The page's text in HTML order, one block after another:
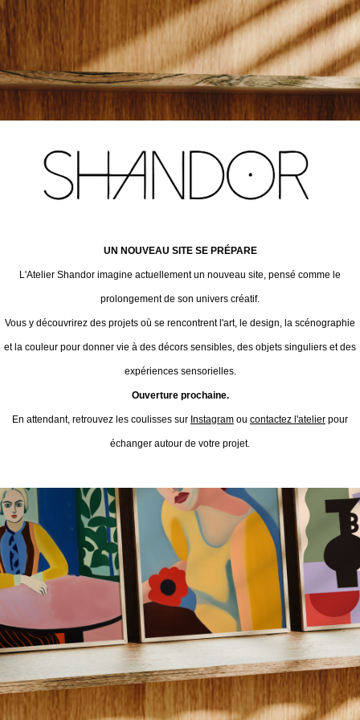
UN NOUVEAU SITE SE PRÉPARE
L'Atelier Shandor imagine actuellement un nouveau site, pensé comme le
prolongement de son univers créatif.
Vous y découvrirez des projets où se rencontrent l'art, le design, la scénographie
et la couleur pour donner vie à des décors sensibles, des objets singuliers et des
expériences sensorielles.
Ouverture prochaine.
En attendant, retrouvez les coulisses sur Instagram ou contactez l'atelier pour
échanger autour de votre projet.